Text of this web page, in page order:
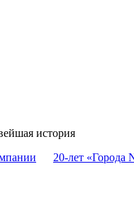
история
20-лет «Города